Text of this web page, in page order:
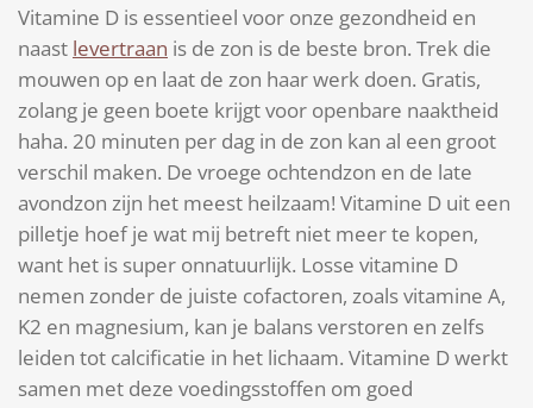
Vitamine D is essentieel voor onze gezondheid en
naast levertraan is de zon is de beste bron. Trek die
mouwen op en laat de zon haar werk doen. Gratis,
zolang je geen boete krijgt voor openbare naaktheid
haha. 20 minuten per dag in de zon kan al een groot
verschil maken. De vroege ochtendzon en de late
avondzon zijn het meest heilzaam! Vitamine D uit een
pilletje hoef je wat mij betreft niet meer te kopen,
want het is super onnatuurlijk. Losse vitamine D
nemen zonder de juiste cofactoren, zoals vitamine A,
K2 en magnesium, kan je balans verstoren en zelfs
leiden tot calcificatie in het lichaam. Vitamine D werkt
samen met deze voedingsstoffen om goed